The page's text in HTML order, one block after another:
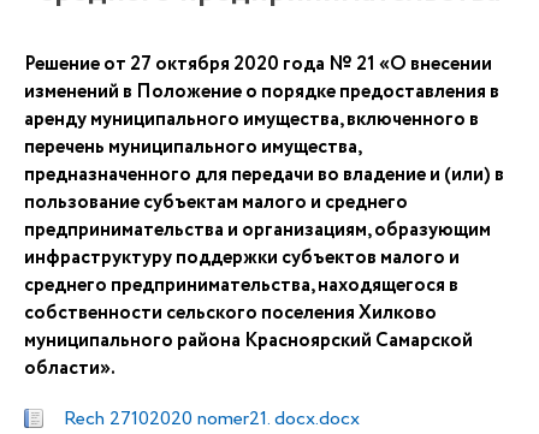
Решение от 27 октября 2020 года № 21 «О внесении
изменений в Положение о порядке предоставления в
аренду муниципального имущества, включенного в
перечень муниципального имущества,
предназначенного для передачи во владение и (или) в
пользование субъектам малого и среднего
предпринимательства и организациям, образующим
инфраструктуру поддержки субъектов малого и
среднего предпринимательства, находящегося в
собственности сельского поселения Хилково
муниципального района Красноярский Самарской
области».
Rech 27102020 nomer21. docx.docx